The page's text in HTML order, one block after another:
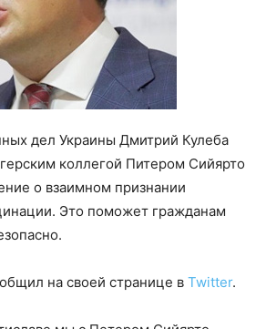
дел Украины Дмитрий Кулеба
коллегой Питером Сийярто
о взаимном признании
Это поможет гражданам
на своей странице в Twitter.